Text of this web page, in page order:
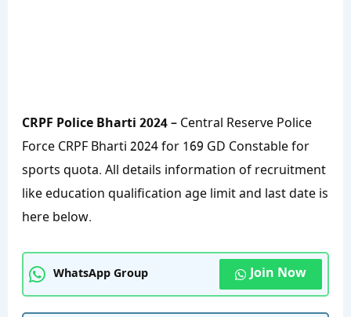
CRPF Police Bharti 2024– Central Reserve Police
Force CRPF Bharti 2024 for 169 GD Constable for
sports quota. All details information of recruitment
like education qualification age limit and last date is
here below.
WhatsApp Group Join Now